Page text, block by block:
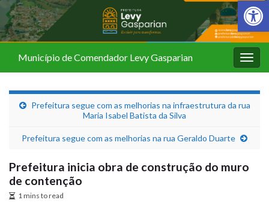
Barra de
Município de Comendador Levy Gasparian
Prefeitura segue com as melhorias na infraestrutura da rua
Maria Isabel Batista da Silva
Prefeitura segue com as melhorias na rua Geraldo Duarte
Prefeitura inicia obra de construção do muro
de contenção
1 mins to read